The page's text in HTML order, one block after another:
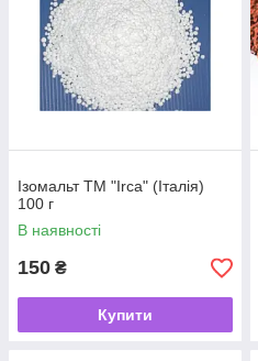
Ізомальт ТМ "Irca" (Італія)
100 г
В наявності
150 ₴
Купити